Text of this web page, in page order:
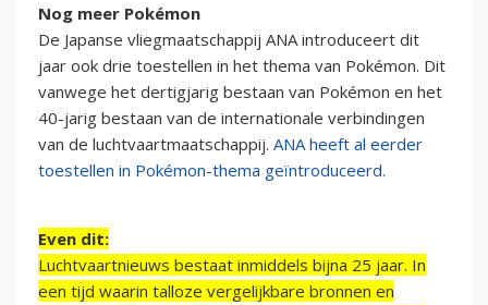
Nog meer Pokémon
De Japanse vliegmaatschappij ANA introduceert dit
jaar ook drie toestellen in het thema van Pokémon. Dit
vanwege het dertigjarig bestaan van Pokémon en het
40-jarig bestaan van de internationale verbindingen
van de luchtvaartmaatschappij. ANA heeft al eerder
toestellen in Pokémon-thema geïntroduceerd.
Even dit:
Luchtvaartnieuws bestaat inmiddels bijna 25 jaar. In
een tijd waarin talloze vergelijkbare bronnen en